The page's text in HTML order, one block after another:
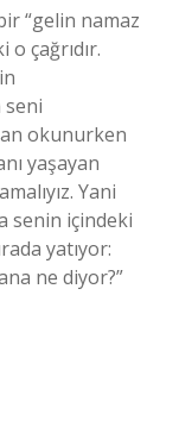
“gelin namaz
o çağrıdır.
seni
okunurken
yaşayan
Yani
senin içindeki
yatıyor:
ne diyor?”